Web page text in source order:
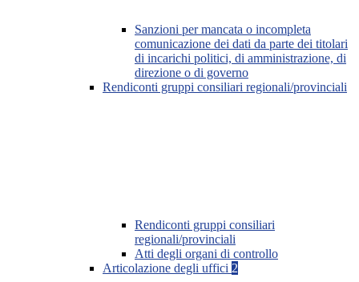
Sanzioni per mancata o incompleta
comunicazione dei dati da parte dei titolari
di incarichi politici, di amministrazione, di
direzione o di governo
Rendiconti gruppi consiliari regionali/provinciali
Rendiconti gruppi consiliari
regionali/provinciali
Atti degli organi di controllo
Articolazione degli uffici 2